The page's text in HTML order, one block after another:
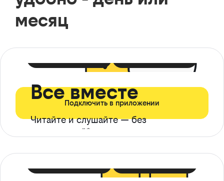
месяц
Все вместе
Читайте и слушайте — без
ограничений*
Подключить в приложении